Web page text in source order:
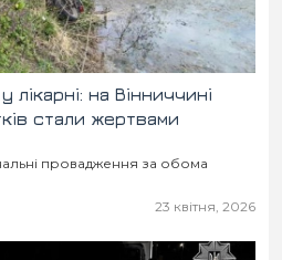
на Вінниччині
стали жертвами
провадження за обома
23 квітня, 2026